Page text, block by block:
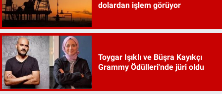
dolardan işlem görüyor
Toygar Işıklı ve Büşra Kayıkçı
Grammy Ödülleri'nde jüri oldu